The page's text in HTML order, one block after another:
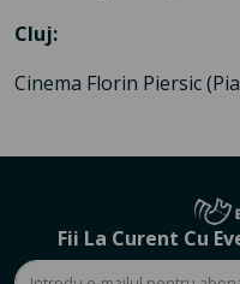
Cluj:
Cinema Florin Piersic
Fii La Curent Cu